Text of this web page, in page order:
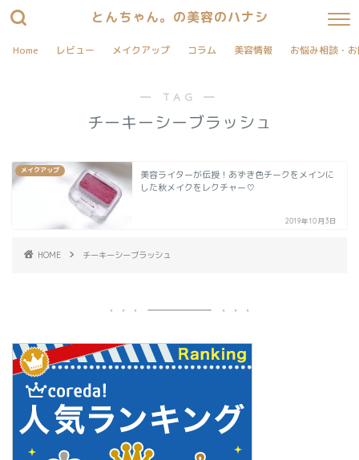
とんちゃん。の美容のハナシ
Home レビュー メイクアップ コラム 美容情報 お悩み相談・
― TAG ―
チーキーシーブラッシュ
メイクアップ
美容ライターが伝授！あずき色チークをメインに
した秋メイクをレクチャー♡
2019年10月3日
HOME チーキーシーブラッシュ